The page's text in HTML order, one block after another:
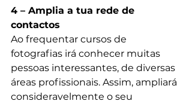
4 – Amplia a tua rede de
contactos
Ao frequentar cursos de
fotografias irá conhecer muitas
pessoas interessantes, de diversas
áreas profissionais. Assim, ampliará
consideravelmente o seu